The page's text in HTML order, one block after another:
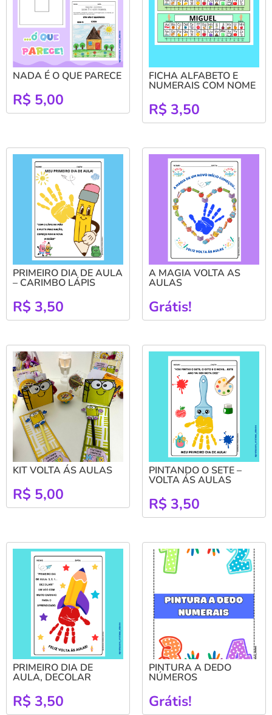
NADA É O QUE PARECE
R$ 5,00
FICHA ALFABETO E
NUMERAIS COM NOME
R$ 3,50
PRIMEIRO DIA DE AULA
– CARIMBO LÁPIS
R$ 3,50
A MAGIA VOLTA AS
AULAS
Grátis!
KIT VOLTA ÁS AULAS
R$ 5,00
PINTANDO O SETE –
VOLTA ÁS AULAS
R$ 3,50
PRIMEIRO DIA DE
AULA, DECOLAR
R$ 3,50
PINTURA A DEDO
NÚMEROS
Grátis!